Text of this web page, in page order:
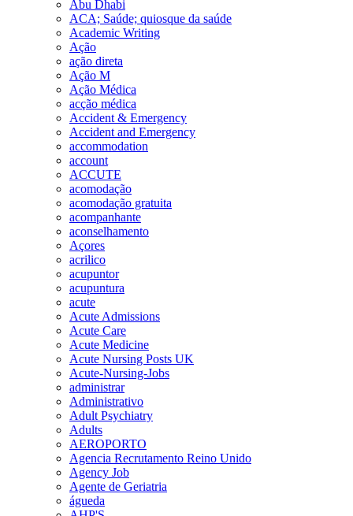
Abu Dhabi
ACA; Saúde; quiosque da saúde
Academic Writing
Ação
ação direta
Ação M
Ação Médica
acção médica
Accident & Emergency
Accident and Emergency
accommodation
account
ACCUTE
acomodação
acomodação gratuita
acompanhante
aconselhamento
Açores
acrilico
acupuntor
acupuntura
acute
Acute Admissions
Acute Care
Acute Medicine
Acute Nursing Posts UK
Acute-Nursing-Jobs
administrar
Administrativo
Adult Psychiatry
Adults
AEROPORTO
Agencia Recrutamento Reino Unido
Agency Job
Agente de Geriatria
águeda